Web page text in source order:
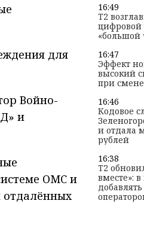
для
Войно-
и
ОМС и
отдалённых
16:49
T2
цифровой
«большой
16:47
Эффект
высокий
при
16:46
Кодовое
и отдала
рублей
16:38
T2
вместе»: